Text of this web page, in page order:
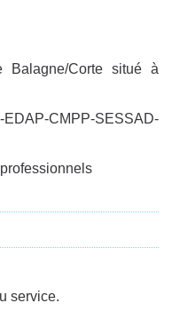
Balagne/Corte situé à
CMPP-SESSAD-
service.